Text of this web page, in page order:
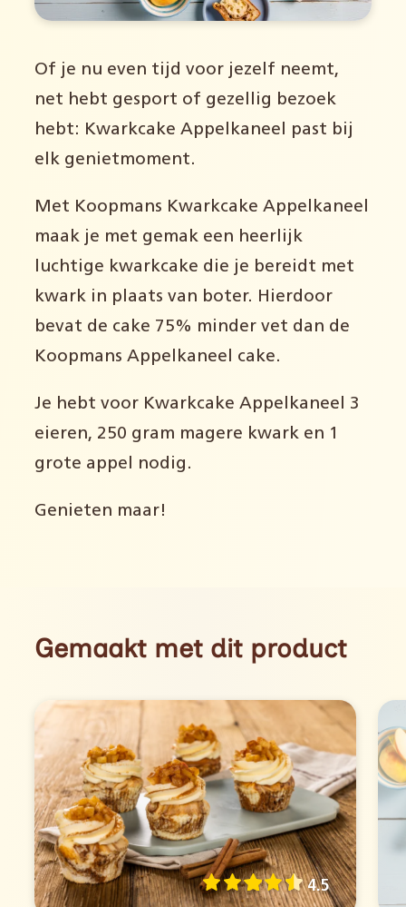
Of je nu even tijd voor jezelf neemt,
net hebt gesport of gezellig bezoek
hebt: Kwarkcake Appelkaneel past bij
elk genietmoment.
Met Koopmans Kwarkcake Appelkaneel
maak je met gemak een heerlijk
luchtige kwarkcake die je bereidt met
kwark in plaats van boter. Hierdoor
bevat de cake 75% minder vet dan de
Koopmans Appelkaneel cake.
Je hebt voor Kwarkcake Appelkaneel 3
eieren, 2 50 gram magere kwark en 1
grote appel nodig .
Genieten maar!
Gemaakt met dit product
4.5